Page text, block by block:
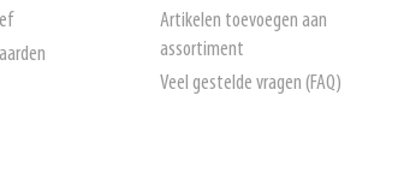
Artikelen toevoegen aan
assortiment
Veel gestelde vragen (FAQ)